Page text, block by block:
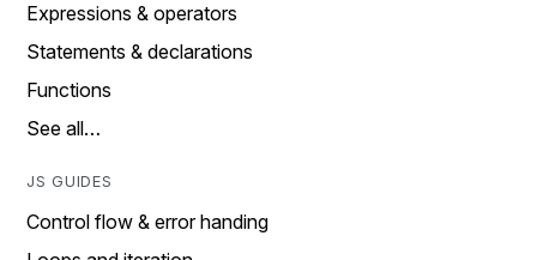
Expressions & operators
Statements & declarations
Functions
See all…
JS GUIDES
Control flow & error handing